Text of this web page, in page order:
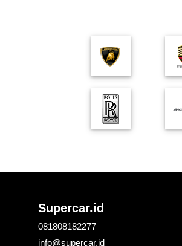
Supercar.id
081808182277
info@supercar.id